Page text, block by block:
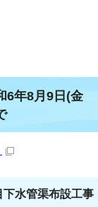
6年8月9日(金
水管渠布設工事